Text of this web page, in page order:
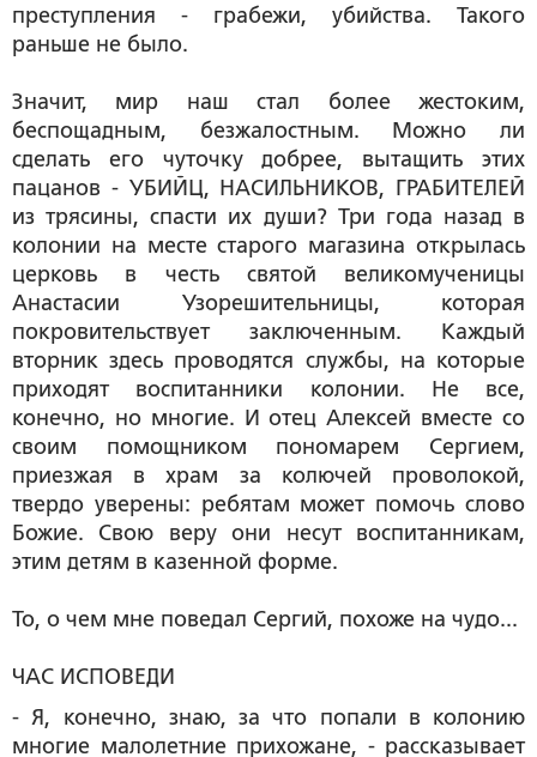
преступления - грабежи, убийства. Такого
раньше не было.
Значит, мир наш стал более жестоким,
беспощадным, безжалостным. Можно ли
сделать его чуточку добрее, вытащить этих
пацанов - УБИЙЦ, НАСИЛЬНИКОВ, ГРАБИТЕЛЕЙ
из трясины, спасти их души? Три года назад в
колонии на месте старого магазина открылась
церковь в честь святой великомученицы
Анастасии Узорешительницы, которая
покровительствует заключенным. Каждый
вторник здесь проводятся службы, на которые
приходят воспитанники колонии. Не все,
конечно, но многие. И отец Алексей вместе со
своим помощником пономарем Сергием,
приезжая в храм за колючей проволокой,
твердо уверены: ребятам может помочь слово
Божие. Свою веру они несут воспитанникам,
этим детям в казенной форме.
То, о чем мне поведал Сергий, похоже на чудо...
ЧАС ИСПОВЕДИ
- Я, конечно, знаю, за что попали в колонию
многие малолетние прихожане, - рассказывает